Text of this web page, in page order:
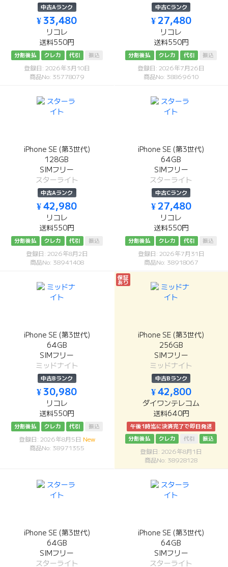
中古Aランク
¥ 33,480
リコレ
送料550円
分割後払 クレカ 代引 振込
登録日: 2026年3月10日
商品No: 35778079
中古Cランク
¥ 27,480
リコレ
送料550円
分割後払 クレカ 代引 振込
登録日: 2026年7月26日
商品No: 38869610
iPhone SE (第3世代)
128GB
SIMフリー
スターライト
中古Aランク
¥ 42,980
リコレ
送料550円
分割後払 クレカ 代引 振込
登録日: 2026年8月2日
商品No: 38941408
iPhone SE (第3世代)
64GB
SIMフリー
スターライト
中古Cランク
¥ 27,480
リコレ
送料550円
分割後払 クレカ 代引 振込
登録日: 2026年7月31日
商品No: 38918067
iPhone SE (第3世代)
64GB
SIMフリー
ミッドナイト
中古Bランク
¥ 30,980
リコレ
送料550円
分割後払 クレカ 代引 振込
登録日: 2026年8月5日 New
商品No: 38971355
保証
あり
iPhone SE (第3世代)
256GB
SIMフリー
ミッドナイト
中古Bランク
¥ 42,800
ダイワンテレコム
送料640円
午後1時迄に決済完了で即日発送
分割後払
クレカ 代引 振込
登録日: 2026年8月1日
商品No: 38928128
iPhone SE (第3世代)
64GB
SIMフリー
スターライト
iPhone SE (第3世代)
64GB
SIMフリー
スターライト